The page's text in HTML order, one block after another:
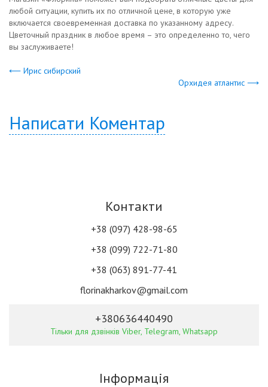
любой ситуации, купить их по отличной цене, в которую уже
включается своевременная доставка по указанному адресу.
Цветочный праздник в любое время – это определенно то, чего
вы заслуживаете!
⟵ Ирис сибирский
Орхидея атлантис ⟶
Написати Коментар
Контакти
+38 (097) 428-98-65
+38 (099) 722-71-80
+38 (063) 891-77-41
florinakharkov@gmail.com
+380636440490
Тільки для дзвінків Viber, Telegram, Whatsapp
Інформація